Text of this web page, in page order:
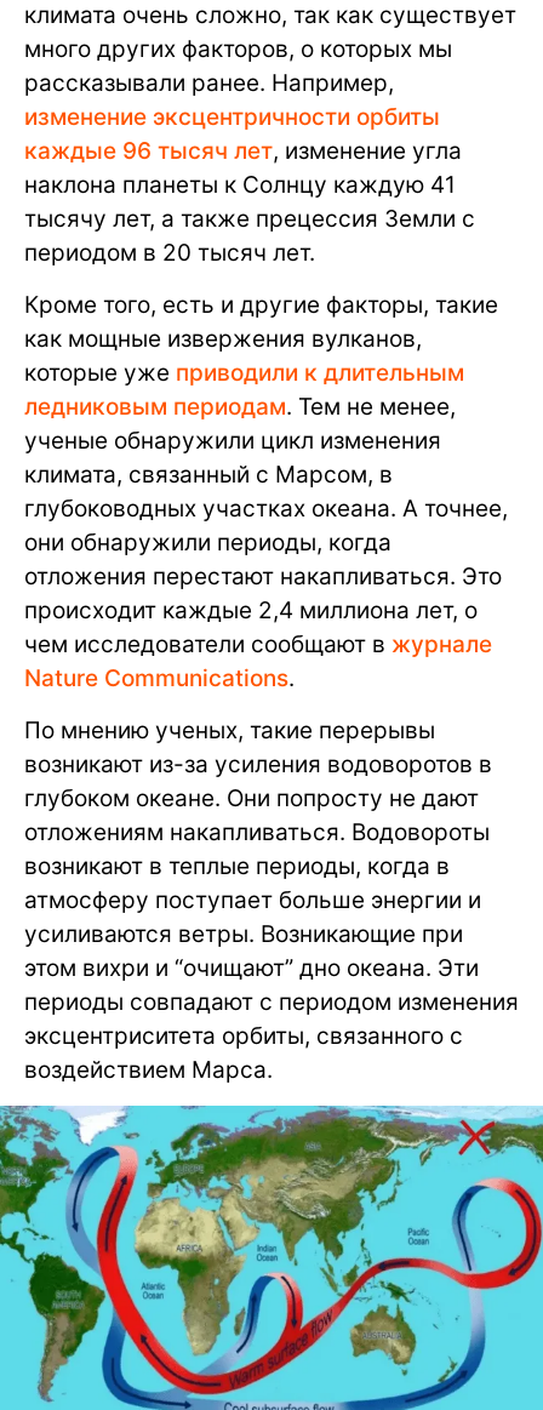
климата очень сложно, так как существует
много других факторов, о которых мы
рассказывали ранее. Например,
изменение эксцентричности орбиты
каждые 96 тысяч лет, изменение угла
наклона планеты к Солнцу каждую 41
тысячу лет, а также прецессия Земли с
периодом в 20 тысяч лет.
Кроме того, есть и другие факторы, такие
как мощные извержения вулканов,
которые уже приводили к длительным
ледниковым периодам. Тем не менее,
ученые обнаружили цикл изменения
климата, связанный с Марсом, в
глубоководных участках океана. А точнее,
они обнаружили периоды, когда
отложения перестают накапливаться. Это
происходит каждые 2,4 миллиона лет, о
чем исследователи сообщают в журнале
Nature Communications.
По мнению ученых, такие перерывы
возникают из-за усиления водоворотов в
глубоком океане. Они попросту не дают
отложениям накапливаться. Водовороты
возникают в теплые периоды, когда в
атмосферу поступает больше энергии и
усиливаются ветры. Возникающие при
этом вихри и “очищают” дно океана. Эти
периоды совпадают с периодом изменения
эксцентриситета орбиты, связанного с
воздействием Марса.